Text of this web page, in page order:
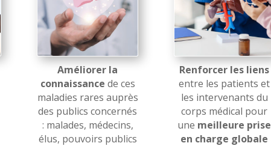
Améliorer la
connaissance de ces
maladies rares auprès
des publics concernés
: malades, médecins,
élus, pouvoirs publics
Renforcer les liens
entre les patients et
les intervenants du
corps médical pour
une meilleure prise
en charge globale